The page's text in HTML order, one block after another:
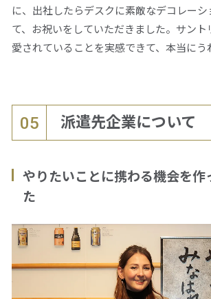
に、出社したらデスクに素敵なデコレー
て、お祝いをしていただきました。サント
愛されていることを実感できて、本当にう
05 派遣先企業について
やりたいことに携わる機会を作
た